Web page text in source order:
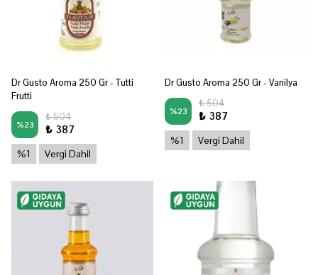
Dr Gusto Aroma 250 Gr - Tutti
Frutti
%23
₺ 504
₺ 387
%1 Vergi Dahil
Dr Gusto Aroma 250 Gr - Vanilya
%23
₺ 504
₺ 387
%1 Vergi Dahil